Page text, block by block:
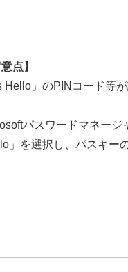
点】
」のPINコード等
パスワードマネー
」を選択し、パスキー